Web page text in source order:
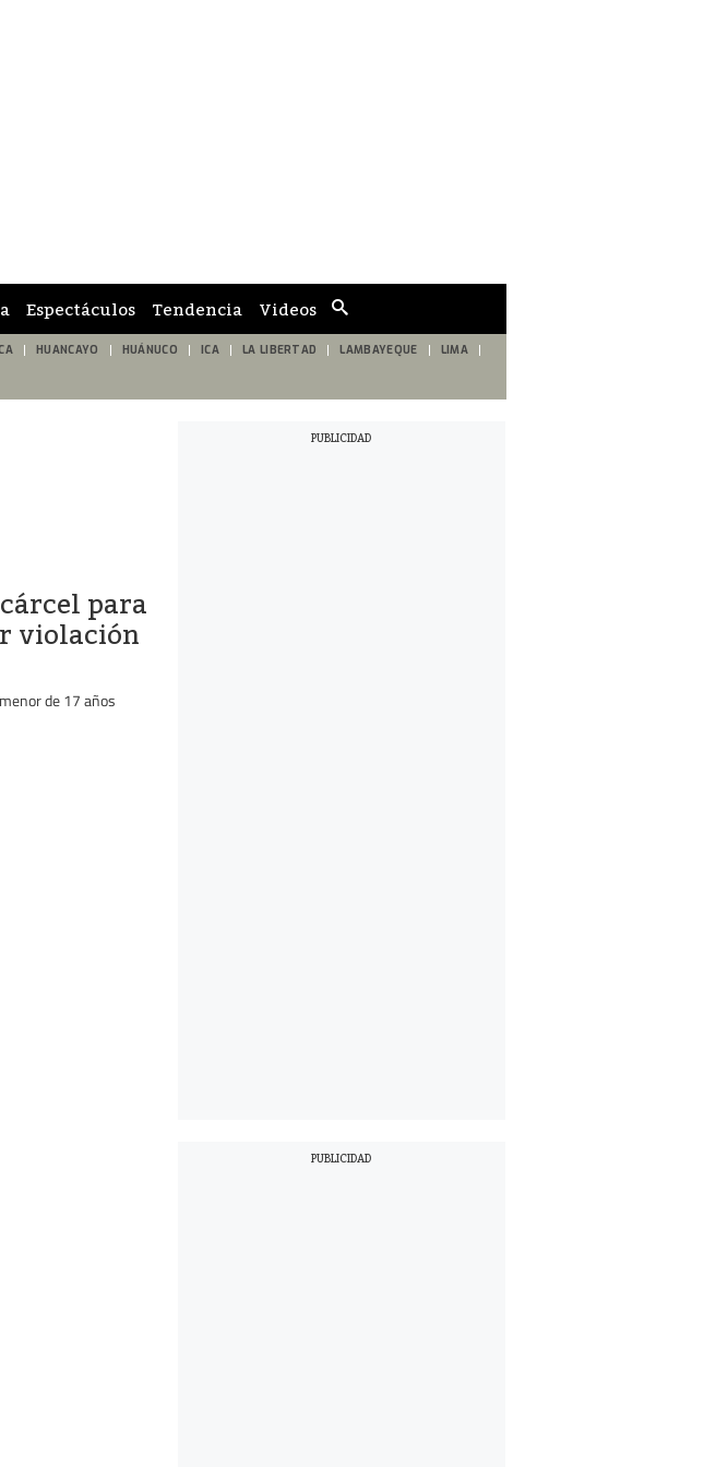
de
búsqueda
Espectáculos Tendencia Videos
HUANCAYO HUÁNUCO ICA LA LIBERTAD LAMBAYEQUE LIMA
para
violación
de 17 años